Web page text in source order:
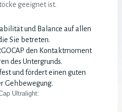
geeignet ist.
und Balance auf allen
Sie betreten.
den Kontaktmoment
des Untergrunds.
und fördert einen guten
Gehbewegung.
Ultralight: